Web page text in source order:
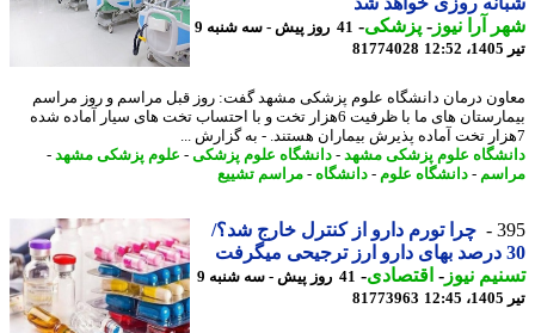
آرا نیوز-پزشکی-
41 روز پیش - سه شنبه 9
81774028
درمان دانشگاه علوم پزشکی مشهد گفت: روز قبل مراسم و روز مراسم
بیمارستان های ما با ظرفیت 6هزار تخت و با احتساب تخت های سیار آماده شده
علوم پزشکی مشهد-دانشگاه علوم پزشکی-علوم پزشکی مشهد-
-دانشگاه علوم-دانشگاه-مراسم تشییع
چرا تورم دارو از کنترل خارج شد؟/
نیوز-اقتصادی-
41 روز پیش - سه شنبه 9
81773963